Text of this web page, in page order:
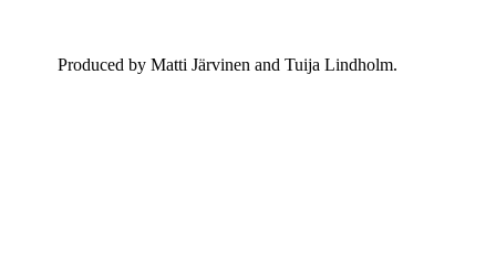
Produced by Matti Järvinen and Tuija Lindholm.